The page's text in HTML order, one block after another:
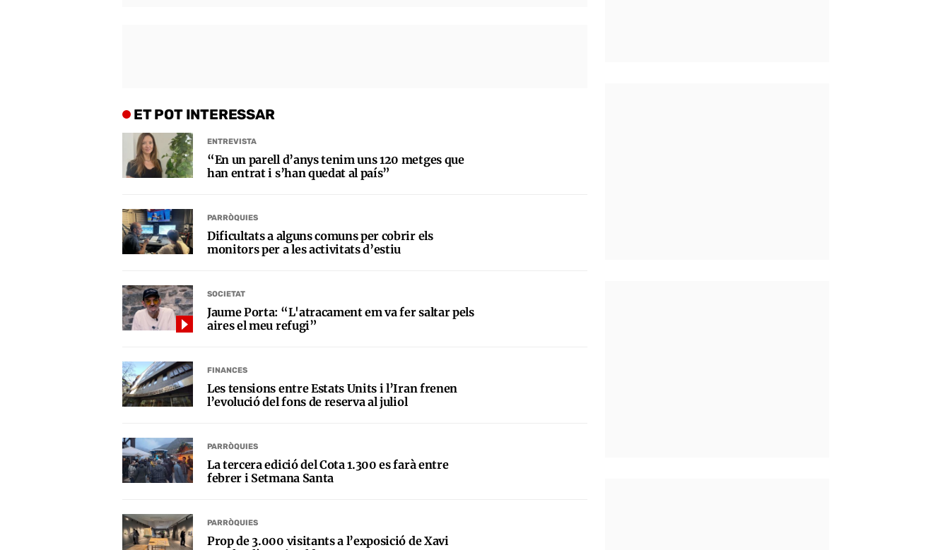
ET POT INTERESSAR
ENTREVISTA
“En un parell d’anys tenim uns 120 metges que
han entrat i s’han quedat al país”
PARRÒQUIES
Dificultats a alguns comuns per cobrir els
monitors per a les activitats d’estiu
SOCIETAT
Jaume Porta: “L'atracament em va fer saltar pels
aires el meu refugi”
FINANCES
Les tensions entre Estats Units i l’Iran frenen
l’evolució del fons de reserva al juliol
PARRÒQUIES
La tercera edició del Cota 1.300 es farà entre
febrer i Setmana Santa
PARRÒQUIES
Prop de 3.000 visitants a l’exposició de Xavi